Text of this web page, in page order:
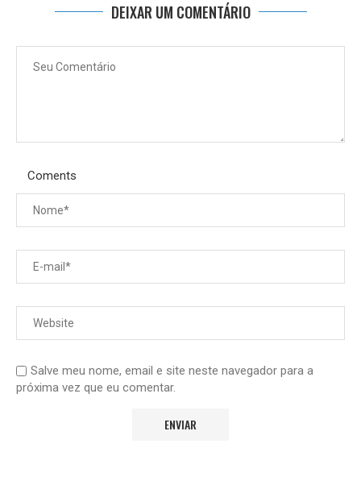
DEIXAR UM COMENTÁRIO
Coments
Salve meu nome, email e site neste navegador para a
próxima vez que eu comentar.